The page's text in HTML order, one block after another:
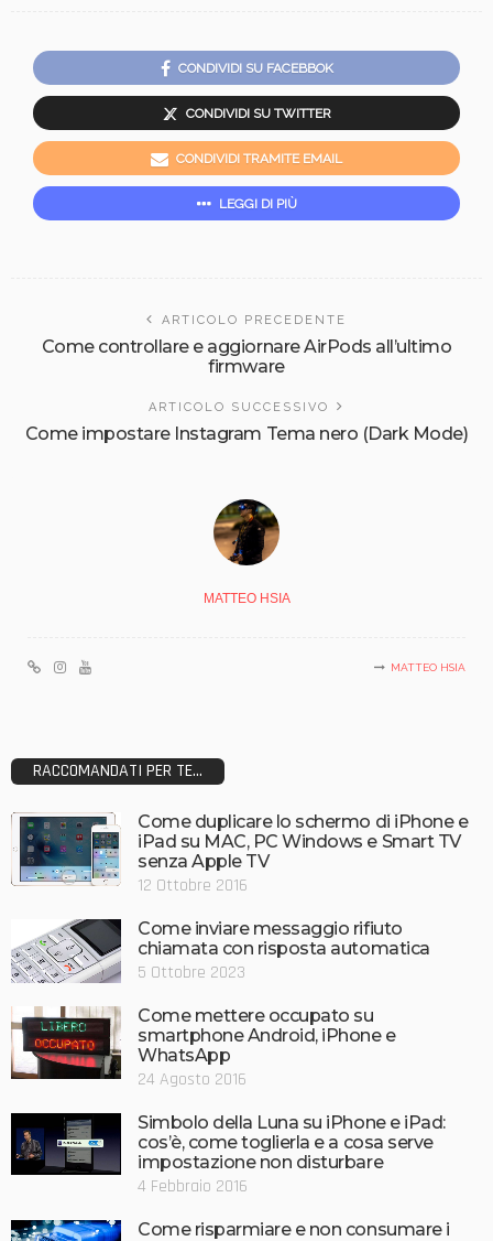
CONDIVIDI SU FACEBBOK
CONDIVIDI SU TWITTER
CONDIVIDI TRAMITE EMAIL
LEGGI DI PIÙ
ARTICOLO PRECEDENTE
Come controllare e aggiornare AirPods all’ultimo
firmware
ARTICOLO SUCCESSIVO
Come impostare Instagram Tema nero (Dark Mode)
MATTEO HSIA
MATTEO HSIA
RACCOMANDATI PER TE...
Come duplicare lo schermo di iPhone e
iPad su MAC, PC Windows e Smart TV
senza Apple TV
12 Ottobre 2016
Come inviare messaggio rifiuto
chiamata con risposta automatica
5 Ottobre 2023
Come mettere occupato su
smartphone Android, iPhone e
WhatsApp
24 Agosto 2016
Simbolo della Luna su iPhone e iPad:
cos’è, come toglierla e a cosa serve
impostazione non disturbare
4 Febbraio 2016
Come risparmiare e non consumare i